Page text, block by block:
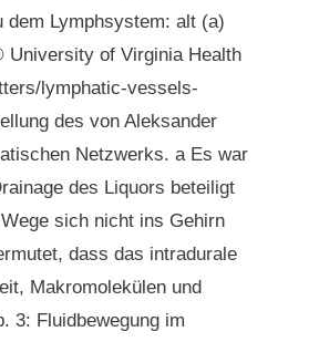
dem Lymphsystem: alt (a)
University of Virginia Health
lymphatic-vessels-
des von Aleksander
Netzwerks. aEs war
des Liquors beteiligt
sich nicht ins Gehirn
dass das intradurale
Makromolekülen und
3: Fluidbewegung im